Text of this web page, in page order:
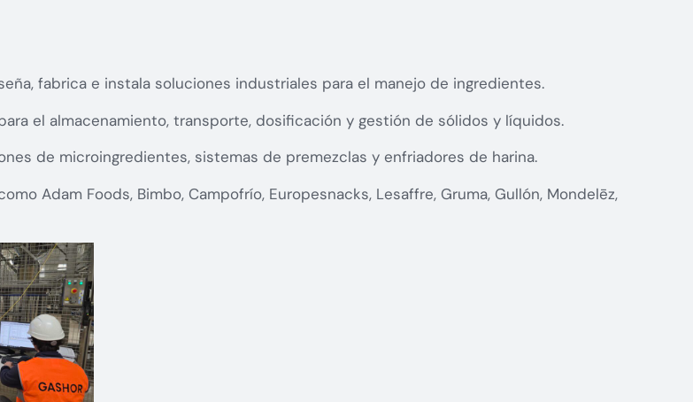
fabrica e instala soluciones industriales para el manejo de ingredientes.
el almacenamiento, transporte, dosificación y gestión de sólidos y líquidos.
de microingredientes, sistemas de premezclas y enfriadores de harina.
Adam Foods, Bimbo, Campofrío, Europesnacks, Lesaffre, Gruma, Gullón, Mondelēz,